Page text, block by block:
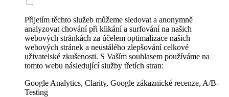
Přijetím těchto služeb můžeme sledovat a anonymně
analyzovat chování při klikání a surfování na našich
webových stránkách za účelem optimalizace našich
webových stránek a neustálého zlepšování celkové
uživatelské zkušenosti. S Vaším souhlasem používáme na
tomto webu následující služby třetích stran:
Google Analytics, Clarity, Google zákaznické recenze, A/B-
Testing